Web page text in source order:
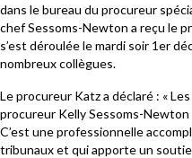
dans le bureau du procureur
chef Sessoms-Newton a reçu le
s’est déroulée le mardi soir 1er
nombreux collègues.
Le procureur Katz a déclaré : «
procureur Kelly Sessoms-
C’est une professionnelle
tribunaux et qui apporte un